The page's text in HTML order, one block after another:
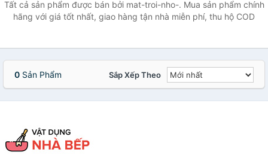
Tất cả sản phẩm được bán bởi mat-troi-nho-. Mua sản phẩm chính
hãng với giá tốt nhất, giao hàng tận nhà miễn phí, thu hộ COD
0 Sản Phẩm Sắp Xếp Theo